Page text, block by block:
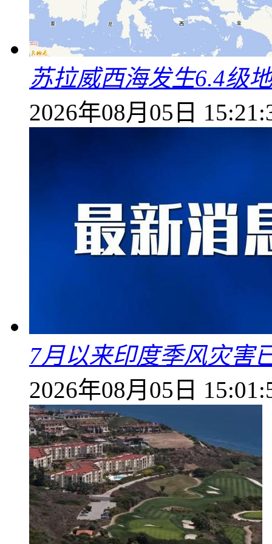
苏拉威西海发生6.4级
2026年08月05日
7月以来印度季风灾害
2026年08月05日